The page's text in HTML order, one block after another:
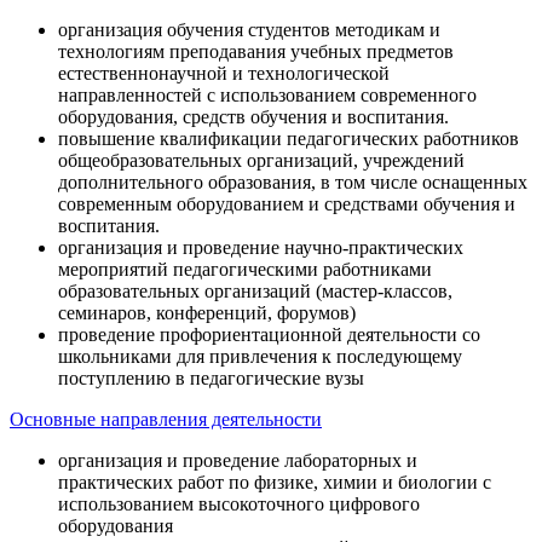
организация обучения студентов методикам и
технологиям преподавания учебных предметов
естественнонаучной и технологической
направленностей с использованием современного
оборудования, средств обучения и воспитания.
повышение квалификации педагогических работников
общеобразовательных организаций, учреждений
дополнительного образования, в том числе оснащенных
современным оборудованием и средствами обучения и
воспитания.
организация и проведение научно-практических
мероприятий педагогическими работниками
образовательных организаций (мастер-классов,
семинаров, конференций, форумов)
проведение профориентационной деятельности со
школьниками для привлечения к последующему
поступлению в педагогические вузы
Основные направления деятельности
организация и проведение лабораторных и
практических работ по физике, химии и биологии с
использованием высокоточного цифрового
оборудования